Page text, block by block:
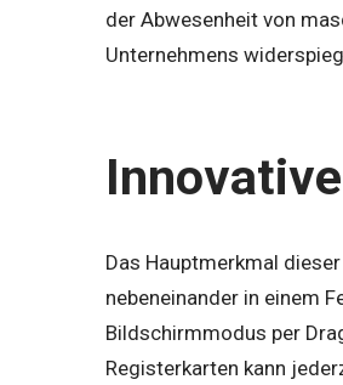
der Abwesenheit von
Unternehmens
Das Hauptmerkmal
nebeneinander in einem
Bildschirmmodus per
Registerkarten kann